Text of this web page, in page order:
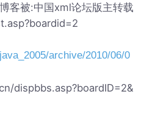
客被:中国xml论坛版主转载
archive/2010/06/0
dispbbs.asp?boardID=2&